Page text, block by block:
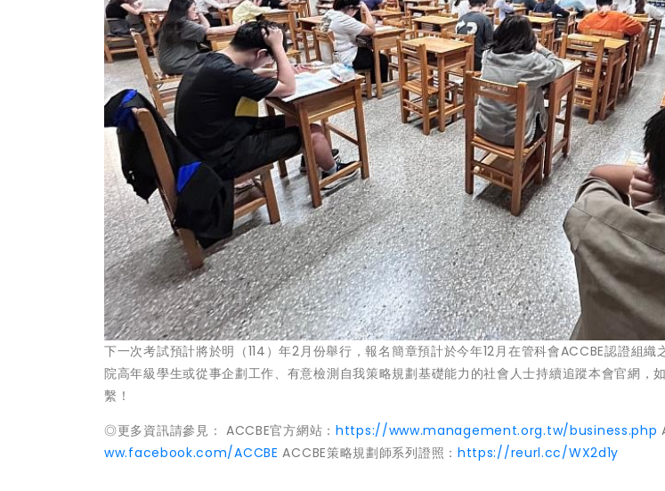
下一次考試預計將於明（114）年2月份舉行，報名簡章預計於今年12月在管科會ACCBE認證組織
院高年級學生或從事企劃工作、有意檢測自我策略規劃基礎能力的社會人士持續追蹤本會官網，
繫！
◎更多資訊請參見： ACCBE官方網站： https://www.management.org.tw/business.php
ww.facebook.com/ACCBE ACCBE策略規劃師系列證照： https://reurl.cc/WX2d1y